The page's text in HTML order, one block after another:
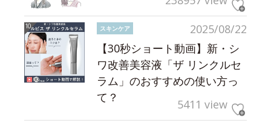
2025/08/22
スキンケア
【30秒ショート動画】新・シ
ワ改善美容液「ザ リンクルセ
ラム」のおすすめの使い方っ
て？
5411 view